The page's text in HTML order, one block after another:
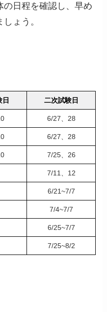
の日程を確認し、早め
ょう。
日 二次試験日
6/27、28
6/27、28
7/25、26
7/11、12
6/21~7/7
7/4~7/7
6/25~7/7
7/25~8/2